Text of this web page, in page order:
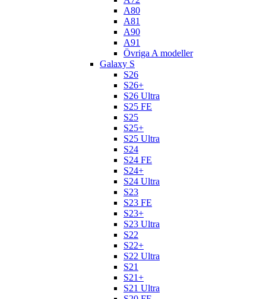
A80
A81
A90
A91
Övriga A modeller
Galaxy S
S26
S26+
S26 Ultra
S25 FE
S25
S25+
S25 Ultra
S24
S24 FE
S24+
S24 Ultra
S23
S23 FE
S23+
S23 Ultra
S22
S22+
S22 Ultra
S21
S21+
S21 Ultra